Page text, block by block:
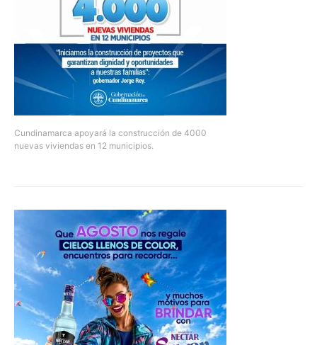
Cundinamarca apoyará la construcción de 4000
nuevas viviendas en 12 municipios.